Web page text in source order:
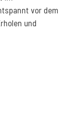
vor dem
und